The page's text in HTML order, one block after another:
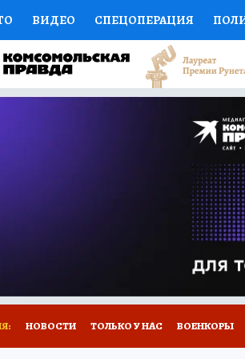
ВИДЕО СПЕЦОПЕРАЦИЯ
НАУКА СПОРТ
ЭКСПЕРТОВ ДОКТОР
ПРОГНОЗЫ НА СПОРТ
НОВОЕ
НОВОСТИ ТОЛЬКО У НАС ВОЕНКОРЫ